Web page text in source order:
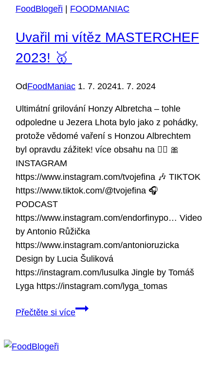
Co
očekávat?
FoodBlogeři FOODMANIAC
Uvařil mi vítěz MASTERCHEF
2023! 🥇 ‬
OdFoodManiac 1. 7. 20241. 7. 2024
Ultimátní grilování Honzy Albretcha – tohle
odpoledne u Jezera Lhota bylo jako z pohádky,
protože vědomé vaření s Honzou Albrechtem
byl opravdu zážitek! více obsahu na 👇🏻 🎀
INSTAGRAM
https://www.instagram.com/tvojefina 🎶 TIKTOK
https://www.tiktok.com/@tvojefina 🎧
PODCAST
https://www.instagram.com/endorfinypo… Video
by Antonio Růžička
https://www.instagram.com/antonioruzicka
Design by Lucia Šuliková
https://instagram.com/lusulka Jingle by Tomáš
Lyga https://instagram.com/lyga_tomas
Přečtěte si víceUvařil